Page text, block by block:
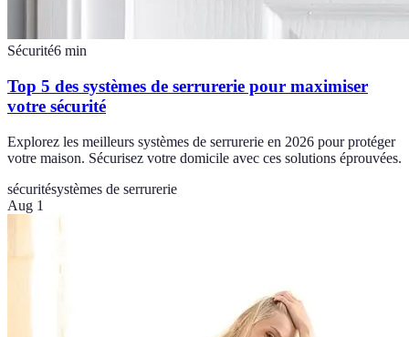
Sécurité6 min
Top 5 des systèmes de serrurerie pour maximiser
votre sécurité
Explorez les meilleurs systèmes de serrurerie en 2026 pour protéger
votre maison. Sécurisez votre domicile avec ces solutions éprouvées.
sécuritésystèmes de serrurerie
Aug 1